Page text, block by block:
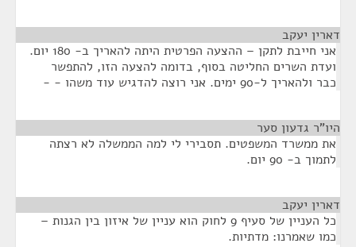
דארין יעקב
אני חייבת לתקן – ההצעה הפרטית היתה להאריך ב- 180 יום.
ועדת השרים החליטה בסוף, בדומה להצעה הזו, להתפשר
כבר ולהאריך ל-90 ימים. אני רוצה להדגיש עוד משהו - -
היו"ר גדעון סער
את ממשרד המשפטים. תסבירי לי למה הממשלה לא רצתה
לתמוך ב- 90 יום.
דארין יעקב
כל העניין של סעיף 9 לחוק הוא עניין של איזון בין הגנות –
כמו שאמרנו: מדתיות.